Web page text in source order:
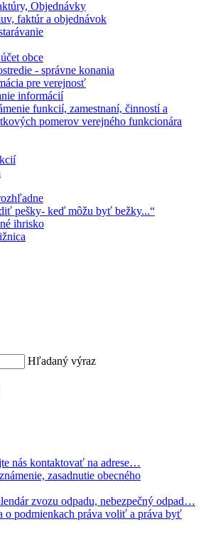
Objednávky
faktúr a objednávok
obce
- správne konania
pre verejnosť
informácií
funkcií, zamestnaní, činností a
pomerov verejného funkcionára
pešky- keď môžu byť bežky...“
ihrisko
Hľadaný výraz
nás kontaktovať na adrese…
zasadnutie obecného
zvozu odpadu, nebezpečný odpad…
o podmienkach práva voliť a práva byť